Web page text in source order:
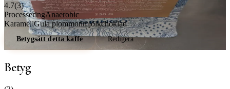
4.7(3)
ProcesseringAnaerobic
KaramellGula plommonmjölkchoklad
Betygsätt detta kaffe Redigera
Betyg